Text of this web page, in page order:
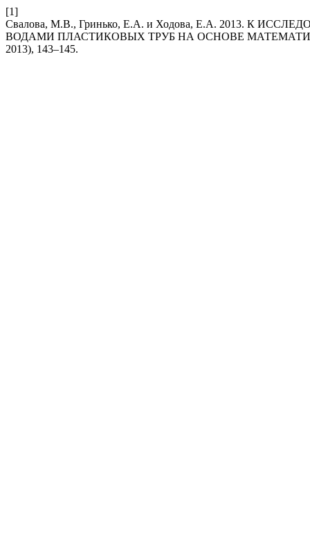
[1]
Свалова, М.В., Гринько, Е.А. и Ходова, Е.А. 2013. К
ВОДАМИ ПЛАСТИКОВЫХ ТРУБ НА ОСНОВЕ
2013), 143–145.